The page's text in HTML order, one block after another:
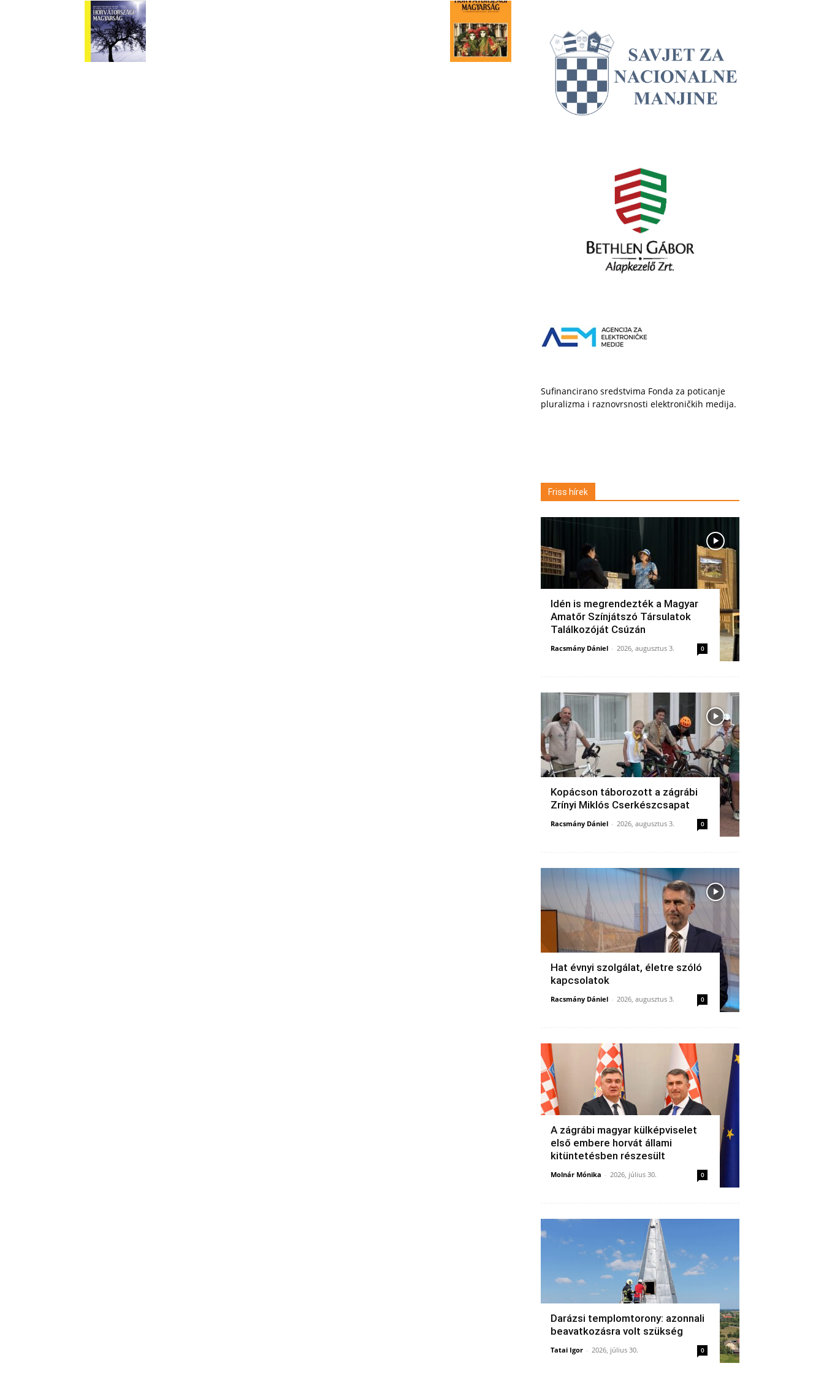
Sufinancirano sredstvima Fonda za poticanje
pluralizma i raznovrsnosti elektroničkih medija.
Friss hírek
Idén is megrendezték a Magyar
Amatőr Színjátszó Társulatok
Találkozóját Csúzán
Racsmány Dániel - 2026, augusztus 3. 0
Kopácson táborozott a zágrábi
Zrínyi Miklós Cserkészcsapat
Racsmány Dániel - 2026, augusztus 3. 0
Hat évnyi szolgálat, életre szóló
kapcsolatok
Racsmány Dániel - 2026, augusztus 3. 0
A zágrábi magyar külképviselet
első embere horvát állami
kitüntetésben részesült
Molnár Mónika - 2026, július 30. 0
Darázsi templomtorony: azonnali
beavatkozásra volt szükség
Tatai Igor - 2026, július 30. 0